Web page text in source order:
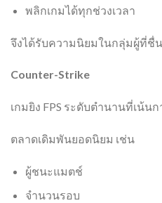
พลิกเกมได้ทุกช่วงเวลา
จึงได้รับความนิยมในกลุ่มผู้ที่ชื่
Counter-Strike
เกมยิง FPS ระดับตำนานที่เน้
ตลาดเดิมพันยอดนิยม เช่น
ผู้ชนะแมตช์
จำนวนรอบ